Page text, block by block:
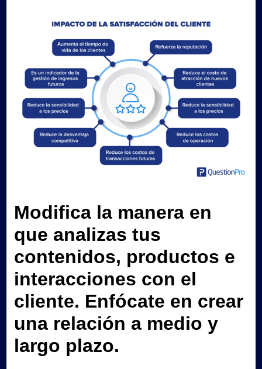
Modifica la manera en
que analizas tus
contenidos, productos e
interacciones con el
cliente. Enfócate en crear
una relación a medio y
largo plazo.